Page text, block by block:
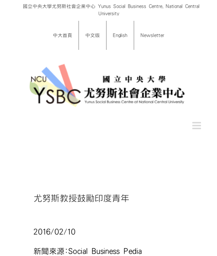
國立中央大學尤努斯社會企業中心 Yunus Social Business Centre, National Central
University
中大首頁 中文版 English Newsletter
尤努斯教授鼓勵印度青年
2016/02/10
新聞來源:Social Business Pedia